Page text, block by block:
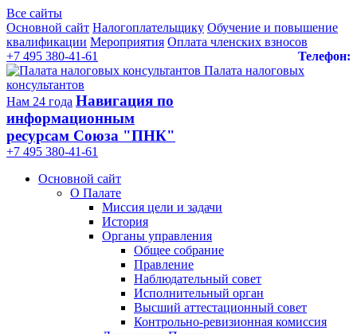
Все сайты
Основной сайт Налогоплательщику Обучение и повышение
квалификации Мероприятия Оплата членских взносов
Телефон:
+7 495 380-41-61
Палата налоговых
консультантов
Нам 24 года Навигация по
информационным
ресурсам Союза "ПНК"
+7 495 380‑41‑61
Основной сайт
О Палате
Миссия цели и задачи
История
Органы управления
Общее собрание
Правление
Наблюдательный совет
Исполнительный орган
Высший аттестационный совет
Контрольно-ревизионная комиссия